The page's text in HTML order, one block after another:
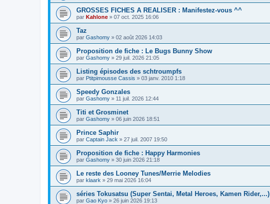
GROSSES FICHES A REALISER : Manifestez-vous ^^
par Kahlone » 07 oct. 2025 16:06
Taz
par Gashomy » 02 août 2026 14:03
Proposition de fiche : Le Bugs Bunny Show
par Gashomy » 29 juil. 2026 21:05
Listing épisodes des schtroumpfs
par Ptitpimousse Cassis » 03 janv. 2010 1:18
Speedy Gonzales
par Gashomy » 11 juil. 2026 12:44
Titi et Grosminet
par Gashomy » 06 juin 2026 18:51
Prince Saphir
par Captain Jack » 27 juil. 2007 19:50
Proposition de fiche : Happy Harmonies
par Gashomy » 30 juin 2026 21:18
Le reste des Looney Tunes/Merrie Melodies
par klaark » 29 mai 2026 16:04
séries Tokusatsu (Super Sentai, Metal Heroes, Kamen Rider,...)
par Gao Kyo » 26 juin 2026 19:13